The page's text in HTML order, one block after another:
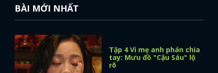
BÀI MỚI NHẤT
Tập 4 Vì mẹ anh phán chia
tay: Mưu đồ "Cậu Sáu" lộ
rõ